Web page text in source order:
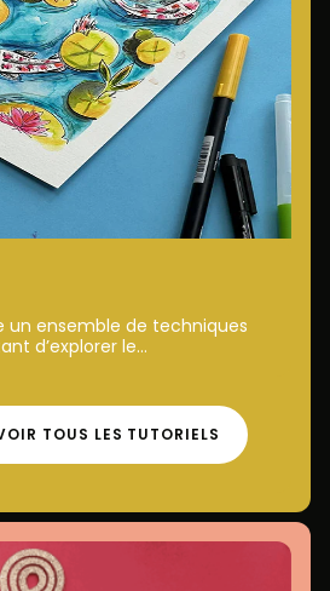
un ensemble de techniques
d’explorer le...
TOUS LES TUTORIELS